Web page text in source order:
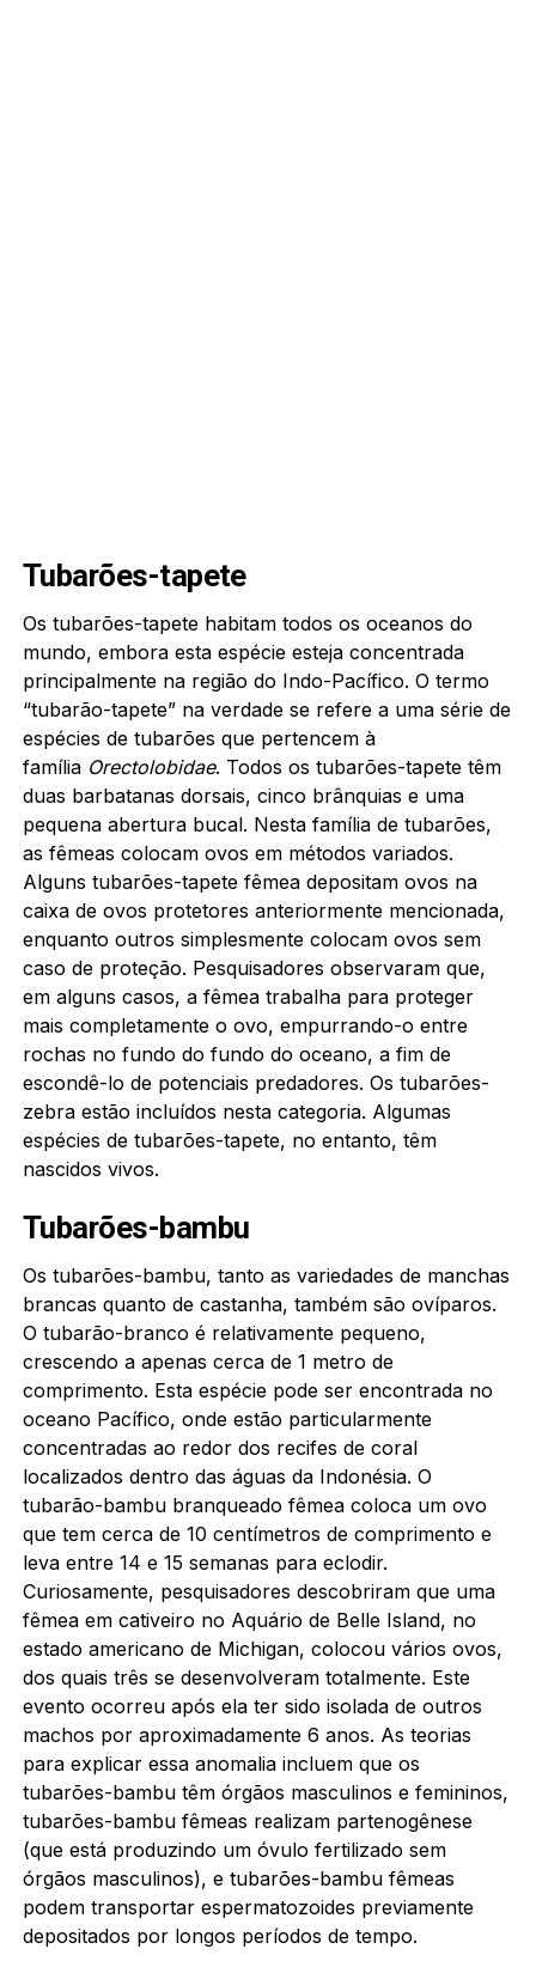
Tubarões-tapete
Os tubarões-tapete habitam todos os oceanos do
mundo, embora esta espécie esteja concentrada
principalmente na região do Indo-Pacífico. O termo
“tubarão-tapete” na verdade se refere a uma série de
espécies de tubarões que pertencem à
família Orectolobidae. Todos os tubarões-tapete têm
duas barbatanas dorsais, cinco brânquias e uma
pequena abertura bucal. Nesta família de tubarões,
as fêmeas colocam ovos em métodos variados.
Alguns tubarões-tapete fêmea depositam ovos na
caixa de ovos protetores anteriormente mencionada,
enquanto outros simplesmente colocam ovos sem
caso de proteção. Pesquisadores observaram que,
em alguns casos, a fêmea trabalha para proteger
mais completamente o ovo, empurrando-o entre
rochas no fundo do fundo do oceano, a fim de
escondê-lo de potenciais predadores. Os tubarões-
zebra estão incluídos nesta categoria. Algumas
espécies de tubarões-tapete, no entanto, têm
nascidos vivos.
Tubarões-bambu
Os tubarões-bambu, tanto as variedades de manchas
brancas quanto de castanha, também são ovíparos.
O tubarão-branco é relativamente pequeno,
crescendo a apenas cerca de 1 metro de
comprimento. Esta espécie pode ser encontrada no
oceano Pacífico, onde estão particularmente
concentradas ao redor dos recifes de coral
localizados dentro das águas da Indonésia. O
tubarão-bambu branqueado fêmea coloca um ovo
que tem cerca de 10 centímetros de comprimento e
leva entre 14 e 15 semanas para eclodir.
Curiosamente, pesquisadores descobriram que uma
fêmea em cativeiro no Aquário de Belle Island, no
estado americano de Michigan, colocou vários ovos,
dos quais três se desenvolveram totalmente. Este
evento ocorreu após ela ter sido isolada de outros
machos por aproximadamente 6 anos. As teorias
para explicar essa anomalia incluem que os
tubarões-bambu têm órgãos masculinos e femininos,
tubarões-bambu fêmeas realizam partenogênese
(que está produzindo um óvulo fertilizado sem
órgãos masculinos), e tubarões-bambu fêmeas
podem transportar espermatozoides previamente
depositados por longos períodos de tempo.